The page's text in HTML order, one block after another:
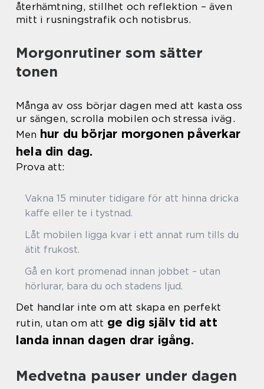
återhämtning, stillhet och reflektion – även
mitt i rusningstrafik och notisbrus.
Morgonrutiner som sätter
tonen
Många av oss börjar dagen med att kasta oss
ur sängen, scrolla mobilen och stressa iväg.
Men hur du börjar morgonen påverkar
hela din dag.
Prova att:
Vakna 15 minuter tidigare för att hinna dricka
kaffe eller te i tystnad.
Låt mobilen ligga kvar i ett annat rum tills du
ätit frukost.
Gå en kort promenad innan jobbet – utan
hörlurar, bara du och stadens ljud.
Det handlar inte om att skapa en perfekt
rutin, utan om att ge dig själv tid att
landa innan dagen drar igång.
Medvetna pauser under dagen